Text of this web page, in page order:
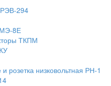
294
8Е
ТКПМ
розетка низковольтная РН-1